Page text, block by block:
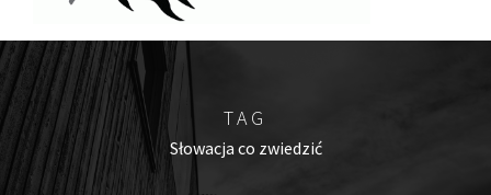
TAG
Słowacja co zwiedzić